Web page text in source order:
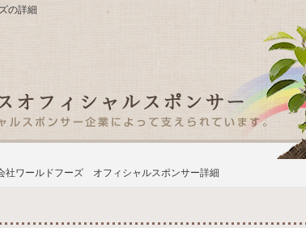
の詳細
社ワールドフーズ オフィシャルスポンサー詳細